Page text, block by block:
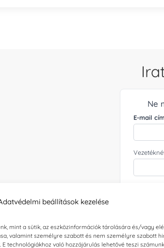
beállítások kezelése
mint a sütik, az eszközinformációk tárolására és/vagy
valamint személyre szabott és nem személyre szabott
technológiákhoz való hozzájárulás lehetővé teszi
Ne
E-mail
KAPCSOLAT